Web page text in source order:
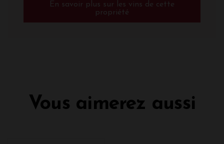
En savoir plus sur les vins de cette
propriété
Vous aimerez aussi